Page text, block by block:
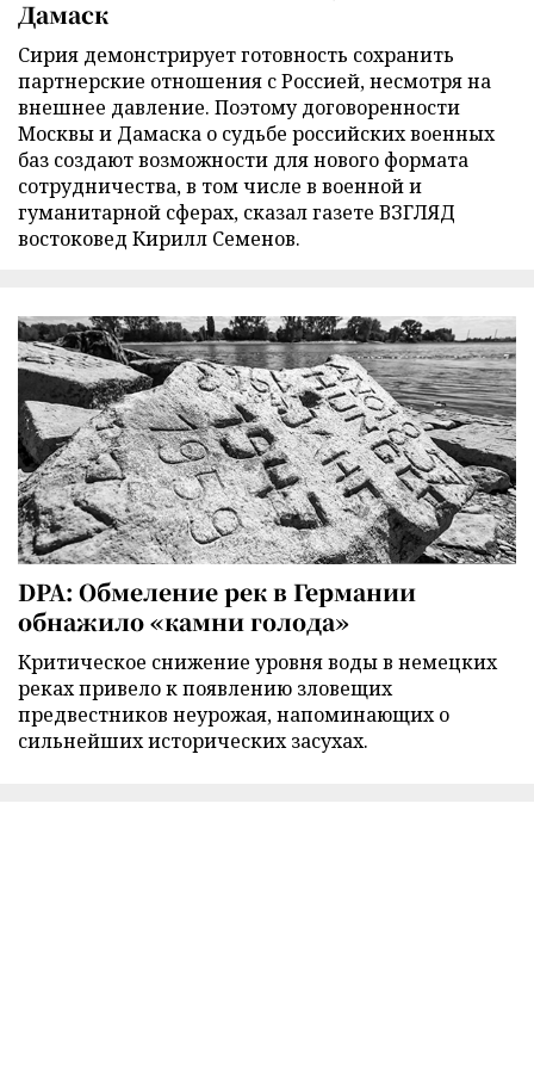
Дамаск
Сирия демонстрирует готовность сохранить
партнерские отношения с Россией, несмотря на
внешнее давление. Поэтому договоренности
Москвы и Дамаска о судьбе российских военных
баз создают возможности для нового формата
сотрудничества, в том числе в военной и
гуманитарной сферах, сказал газете ВЗГЛЯД
востоковед Кирилл Семенов.
DPA: Обмеление рек в Германии
обнажило «камни голода»
Критическое снижение уровня воды в немецких
реках привело к появлению зловещих
предвестников неурожая, напоминающих о
сильнейших исторических засухах.